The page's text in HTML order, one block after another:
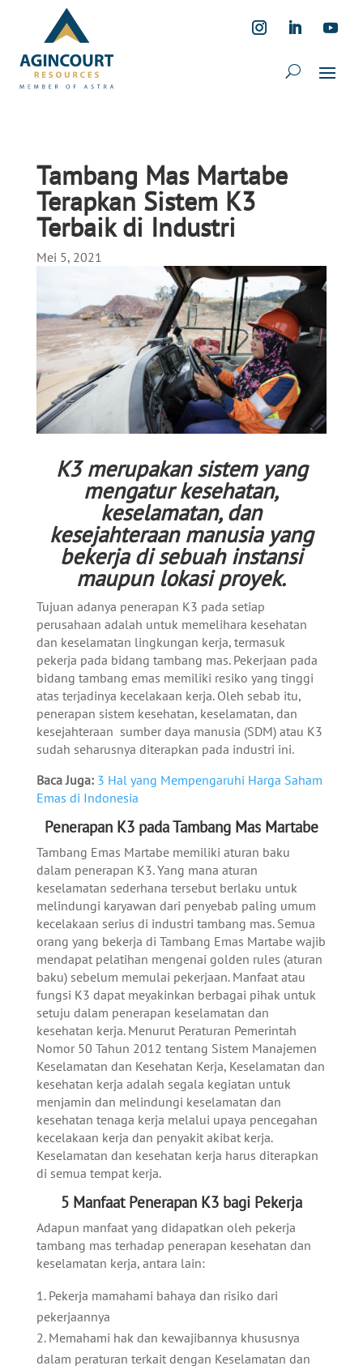
Tambang Mas Martabe
Terapkan Sistem K3
Terbaik di Industri
Mei 5, 2021
K3 merupakan sistem yang
mengatur kesehatan,
keselamatan, dan
kesejahteraan manusia yang
bekerja di sebuah instansi
maupun lokasi proyek.
Tujuan adanya penerapan K3 pada setiap
perusahaan adalah untuk memelihara kesehatan
dan keselamatan lingkungan kerja, termasuk
pekerja pada bidang tambang mas. Pekerjaan pada
bidang tambang emas memiliki resiko yang tinggi
atas terjadinya kecelakaan kerja. Oleh sebab itu,
penerapan sistem kesehatan, keselamatan, dan
kesejahteraan sumber daya manusia (SDM) atau K3
sudah seharusnya diterapkan pada industri ini.
Baca Juga: 3 Hal yang Mempengaruhi Harga Saham
Emas di Indonesia
Penerapan K3 pada Tambang Mas Martabe
Tambang Emas Martabe memiliki aturan baku
dalam penerapan K3. Yang mana aturan
keselamatan sederhana tersebut berlaku untuk
melindungi karyawan dari penyebab paling umum
kecelakaan serius di industri tambang mas. Semua
orang yang bekerja di Tambang Emas Martabe wajib
mendapat pelatihan mengenai golden rules (aturan
baku) sebelum memulai pekerjaan. Manfaat atau
fungsi K3 dapat meyakinkan berbagai pihak untuk
setuju dalam penerapan keselamatan dan
kesehatan kerja. Menurut Peraturan Pemerintah
Nomor 50 Tahun 2012 tentang Sistem Manajemen
Keselamatan dan Kesehatan Kerja, Keselamatan dan
kesehatan kerja adalah segala kegiatan untuk
menjamin dan melindungi keselamatan dan
kesehatan tenaga kerja melalui upaya pencegahan
kecelakaan kerja dan penyakit akibat kerja.
Keselamatan dan kesehatan kerja harus diterapkan
di semua tempat kerja.
5 Manfaat Penerapan K3 bagi Pekerja
Adapun manfaat yang didapatkan oleh pekerja
tambang mas terhadap penerapan kesehatan dan
keselamatan kerja, antara lain:
Pekerja mamahami bahaya dan risiko dari
pekerjaannya
Memahami hak dan kewajibannya khususnya
dalam peraturan terkait dengan Keselamatan dan